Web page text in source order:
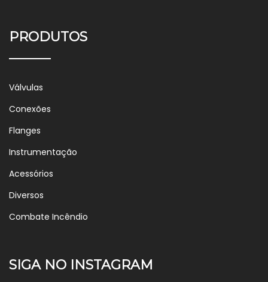
PRODUTOS
Válvulas
Conexões
Flanges
Instrumentação
Acessórios
Diversos
Combate Incêndio
SIGA NO INSTAGRAM